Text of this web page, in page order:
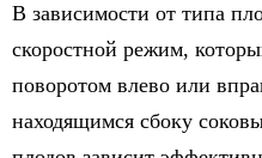
В зависимости от типа
скоростной режим,
поворотом влево или
находящимся сбоку